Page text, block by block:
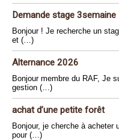
Demande stage 3semaine
Bonjour ! Je recherche un
et (…)
Alternance 2026
Bonjour membre du RAF, Je
gestion (…)
achat d’une petite forêt
Bonjour, je cherche à acheter
pour (…)